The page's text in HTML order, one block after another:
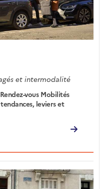
et intermodalité
vous Mobilités
leviers et